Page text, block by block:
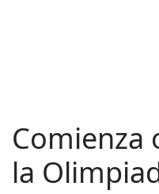
Comienza
la